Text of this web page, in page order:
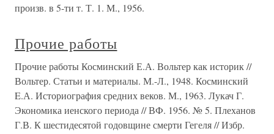
произв. в 5-ти т. Т. 1. М., 1956.
Прочие работы
Прочие работы Косминский Е.А. Вольтер как историк //
Вольтер. Статьи и материалы. М.-Л., 1948. Косминский
E.А. Историография средних веков. М., 1963. Лукач Г.
Экономика иенского периода // ВФ. 1956. № 5. Плеханов
Г.В. К шестидесятой годовщине смерти Гегеля // Избр.